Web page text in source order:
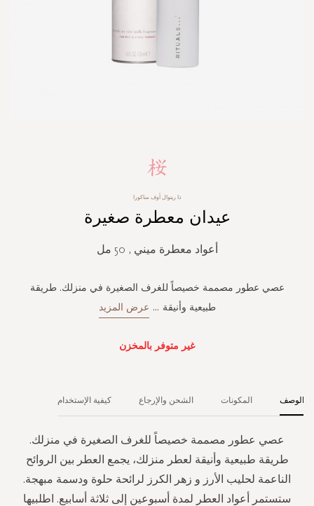
ذا ريتوال أوف ساكورا
عيدان معطرة صغيرة
أعواد معطرة ميني , 50 مل
عصي عطور مصممة خصيصاً للغرف الصغيرة في منزلك. طريقة
طبيعية وأنيقة ... عرض المزيد
غير متوفر بالمخزن
الوصف
عصي عطور مصممة خصيصاً للغرف الصغيرة في منزلك.
طريقة طبيعية وأنيقة لعطر منزلك، يجمع العطر بين الروائح
الناعمة لحليب الأرز و زهر الكرز لرائحة حلوة ودسمة مبهجة.
ستستمر أعواد العطر لمدة أسبوعين إلى ثلاثة أسابيع. اطلبيها
المكونات الشحن والإرجاع كيفية الإستخدام